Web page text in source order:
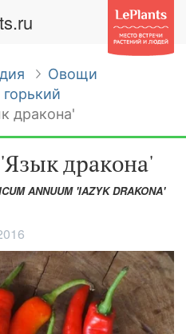
Овощи
дракона'
дракона'
ANNUUM 'IAZYK DRAKONA'